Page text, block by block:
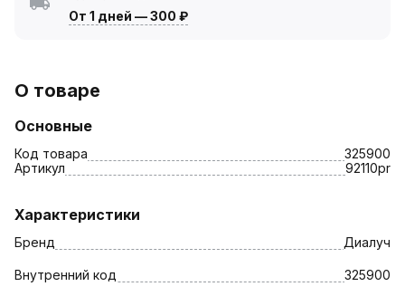
От 1 дней —300 ₽
О товаре
Основные
Код товара
325900
Артикул
92110pr
Характеристики
Бренд Диалуч
Внутренний код 325900